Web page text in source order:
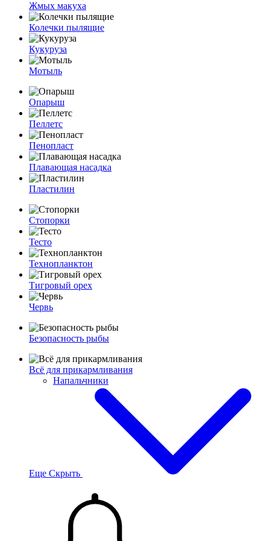
Жмых макуха
Колечки пылящие
Кукуруза
Мотыль
Опарыш
Пеллетс
Пенопласт
Плавающая насадка
Пластилин
Стопорки
Тесто
Технопланктон
Тигровый орех
Червь
Безопасность рыбы
Всё для прикармливания
Напальчники
Еще Скрыть